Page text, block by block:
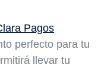
Pagos
perfecto para tu
llevar tu